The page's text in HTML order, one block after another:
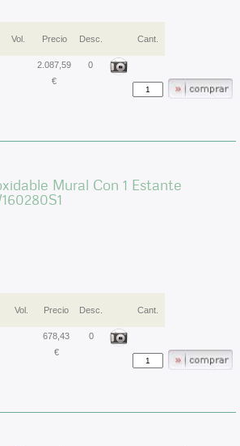
Vol. Precio Desc. Cant.
2.087,59
€
0
Mural Con 1 Estante
Vol. Precio Desc. Cant.
678,43
€
0